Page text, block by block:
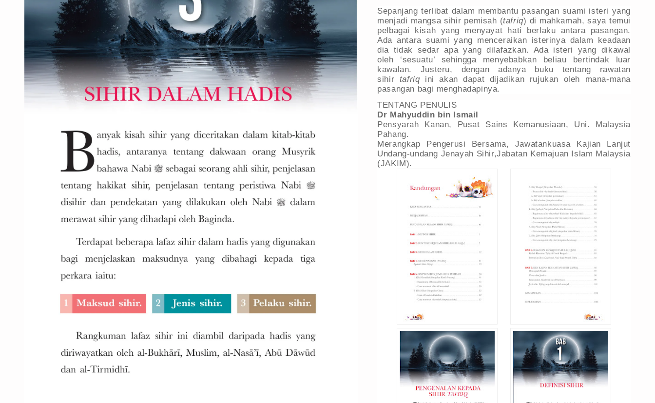
Sepanjang terlibat dalam membantu pasangan suami isteri yang
menjadi mangsa sihir pemisah (tafriq) di mahkamah, saya temui
pelbagai kisah yang menyayat hati berlaku antara pasangan.
Ada antara suami yang menceraikan isterinya dalam keadaan
dia tidak sedar apa yang dilafazkan. Ada isteri yang dikawal
oleh ‘sesuatu’ sehingga menyebabkan beliau bertindak luar
kawalan. Justeru, dengan adanya buku tentang rawatan
sihir tafriqini akan dapat dijadikan rujukan oleh mana-mana
pasangan bagi menghadapinya.
TENTANG PENULIS
Dr Mahyuddin bin Ismail
Pensyarah Kanan, Pusat Sains Kemanusiaan, Uni. Malaysia
Pahang.
Merangkap Pengerusi Bersama, Jawatankuasa Kajian Lanjut
Undang-undang Jenayah Sihir,Jabatan Kemajuan Islam Malaysia
(JAKIM).